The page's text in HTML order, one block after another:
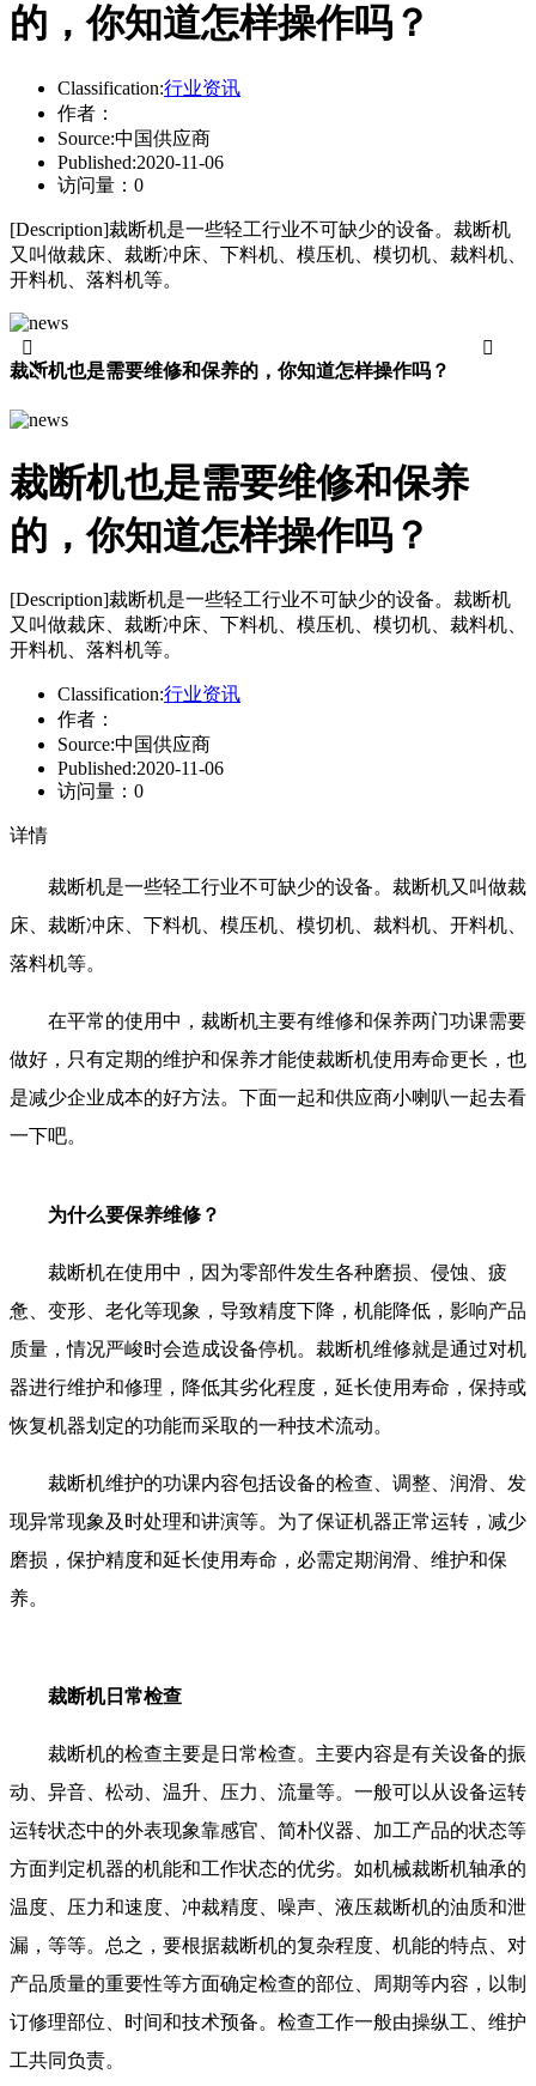
的，你知道怎样操作吗？
Classification:行业资讯
作者：
Source:中国供应商
Published:2020-11-06
访问量： 0
[Description]裁断机是一些轻工行业不可缺少的设备。裁断机
又叫做裁床、裁断冲床、下料机、模压机、模切机、裁料机、
开料机、落料机等。
裁断机也是需要维修和保养的，你知道怎样操作吗？


裁断机也是需要维修和保养
的，你知道怎样操作吗？
[Description]裁断机是一些轻工行业不可缺少的设备。裁断机
又叫做裁床、裁断冲床、下料机、模压机、模切机、裁料机、
开料机、落料机等。
Classification:行业资讯
作者：
Source:中国供应商
Published:2020-11-06
访问量： 0
详情
裁断机是一些轻工行业不可缺少的设备。裁断机又叫做裁
床、裁断冲床、下料机、模压机、模切机、裁料机、开料机、
落料机等。
在平常的使用中，裁断机主要有维修和保养两门功课需要
做好，只有定期的维护和保养才能使裁断机使用寿命更长，也
是减少企业成本的好方法。下面一起和供应商小喇叭一起去看
一下吧。
为什么要保养维修？
裁断机在使用中，因为零部件发生各种磨损、侵蚀、疲
惫、变形、老化等现象，导致精度下降，机能降低，影响产品
质量，情况严峻时会造成设备停机。裁断机维修就是通过对机
器进行维护和修理，降低其劣化程度，延长使用寿命，保持或
恢复机器划定的功能而采取的一种技术流动。
裁断机维护的功课内容包括设备的检查、调整、润滑、发
现异常现象及时处理和讲演等。为了保证机器正常运转，减少
磨损，保护精度和延长使用寿命，必需定期润滑、维护和保
养。
裁断机日常检查
裁断机的检查主要是日常检查。主要内容是有关设备的振
动、异音、松动、温升、压力、流量等。一般可以从设备运转
运转状态中的外表现象靠感官、简朴仪器、加工产品的状态等
方面判定机器的机能和工作状态的优劣。如机械裁断机轴承的
温度、压力和速度、冲裁精度、噪声、液压裁断机的油质和泄
漏，等等。总之，要根据裁断机的复杂程度、机能的特点、对
产品质量的重要性等方面确定检查的部位、周期等内容，以制
订修理部位、时间和技术预备。检查工作一般由操纵工、维护
工共同负责。